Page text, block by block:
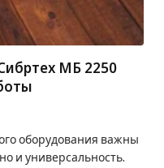
МБ 2250
оборудования важны
и универсальность.